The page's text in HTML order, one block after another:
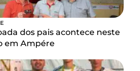
dos pais acontece neste
em Ampére